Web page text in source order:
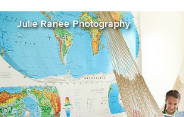
Julie Ranee Photography